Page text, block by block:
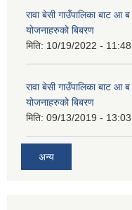
रावा बेसी गाउँपालिका बाट
योजनाहरुको बिबरण
मिति: 10/19/2022 - 11:48
रावा बेसी गाउँपालिका बाट आ
योजनाहरुको बिबरण
मिति: 09/13/2019 - 13:03
अन्य